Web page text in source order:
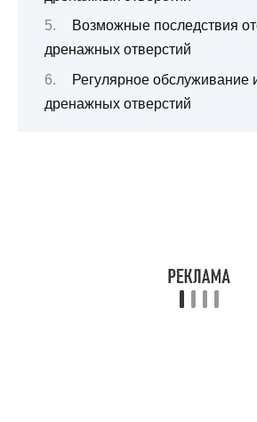
Возможные последствия
дренажных отверстий
Регулярное обслуживание
дренажных отверстий